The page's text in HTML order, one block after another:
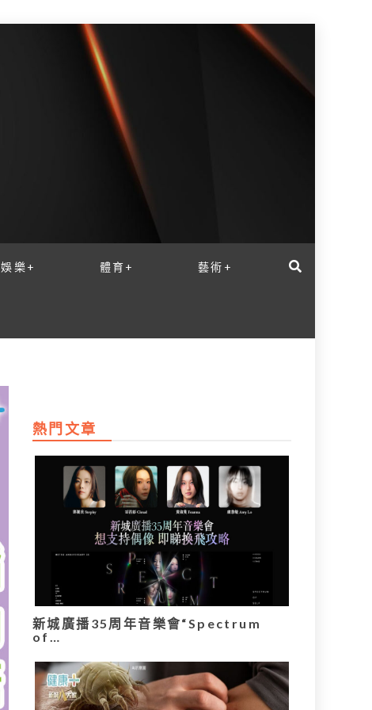
娛樂+ 體育+ 藝術+
熱門文章
新城廣播35周年音樂會“Spectrum
of…